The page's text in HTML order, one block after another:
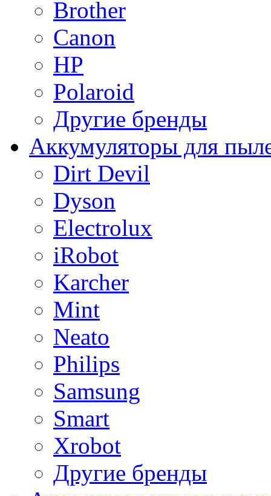
Brother
Canon
HP
Polaroid
Другие бренды
Аккумуляторы для
Dirt Devil
Dyson
Electrolux
iRobot
Karcher
Mint
Neato
Philips
Samsung
Smart
Xrobot
Другие бренды